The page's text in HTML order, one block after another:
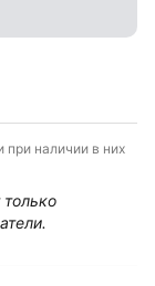
наличии в них